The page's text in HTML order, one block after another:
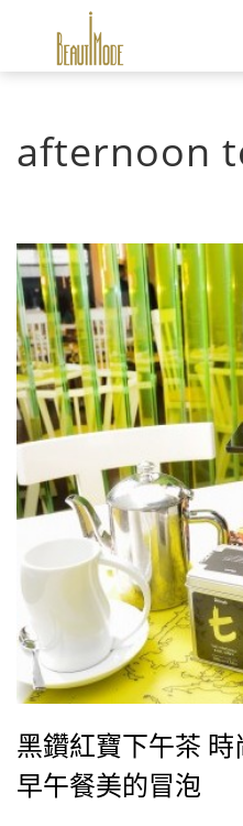
afternoon
黑鑽紅寶下午茶
早午餐美的冒泡